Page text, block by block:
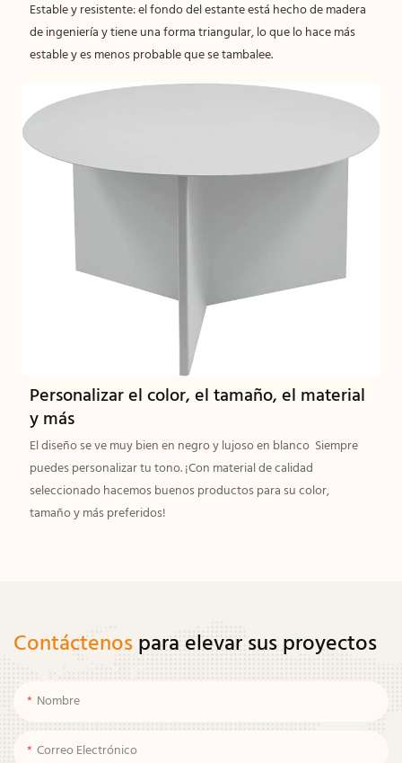
Estable y resistente: el fondo del estante está hecho de madera
de ingeniería y tiene una forma triangular, lo que lo hace más
estable y es menos probable que se tambalee.
Personalizar el color, el tamaño, el material
y más
El diseño se ve muy bien en negro y lujoso en blanco Siempre
puedes personalizar tu tono. ¡Con material de calidad
seleccionado hacemos buenos productos para su color,
tamaño y más preferidos!
Contáctenospara elevar sus proyectos
Nombre
Correo Electrónico